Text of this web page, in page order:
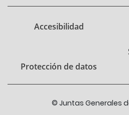
Accesibilidad
Protección de datos
© Juntas Generales